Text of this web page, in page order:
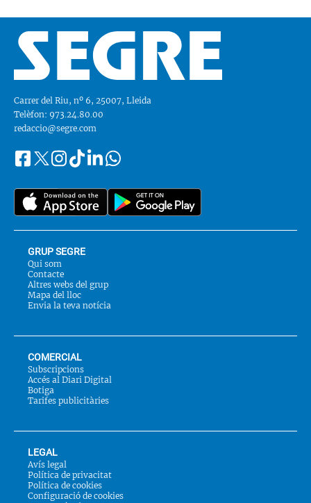
Carrer del Riu, nº 6, 25007, Lleida
Telèfon: 973.24.80.00
redaccio@segre.com
Segueix-
a::
FacebookInstagram
TiktokLinkedinWhatsapp
GRUP SEGRE
Qui som
Contacte
Altres webs del grup
Mapa del lloc
Envia la teva notícia
COMERCIAL
Subscripcions
Accés al Diari Digital
Botiga
Tarifes publicitàries
LEGAL
Avís legal
Política de privacitat
Política de cookies
Configuració de cookies